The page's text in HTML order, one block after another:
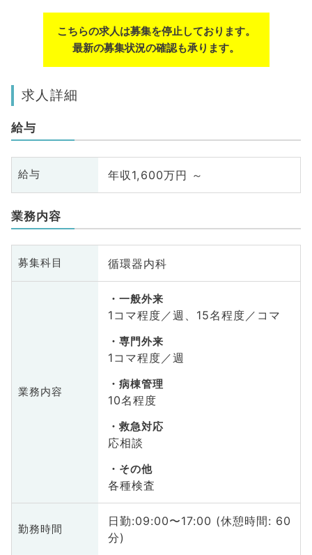
こちらの求人は募集を停止しております。
最新の募集状況の確認も承ります。
求人詳細
給与
給与 年収1,600万円 ～
業務内容
募集科目 循環器内科
業務内容
一般外来
1コマ程度／週、15名程度／コマ
専門外来
1コマ程度／週
病棟管理
10名程度
救急対応
応相談
その他
各種検査
勤務時間
日勤:09:00〜17:00 (休憩時間: 60
分)